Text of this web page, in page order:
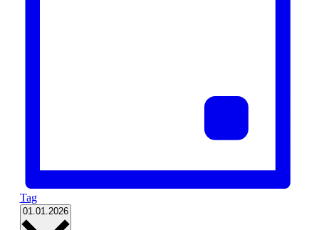
Tag
01.01.2026 Datum